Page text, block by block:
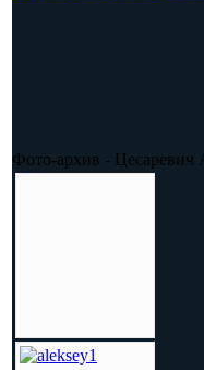
Фото-архив - Цесаревич